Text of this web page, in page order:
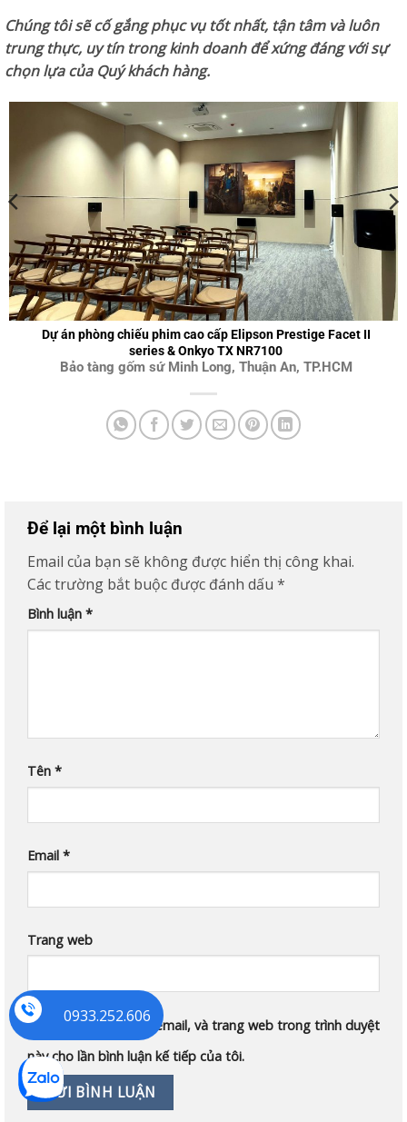
0933.252.606
Chúng tôi sẽ cố gắng phục vụ tốt nhất, tận tâm và luôn
trung thực, uy tín trong kinh doanh để xứng đáng với sự
chọn lựa của Quý khách hàng.
Dự án phòng chiếu phim cao cấp Elipson Prestige Facet II
series & Onkyo TX NR7100
Bảo tàng gốm sứ Minh Long, Thuận An, TP.HCM
Để lại một bình luận
Email của bạn sẽ không được hiển thị công khai.
Các trường bắt buộc được đánh dấu *
Bình luận *
Tên *
Email *
Trang web
Lưu tên của tôi, email, và trang web trong trình duyệt
này cho lần bình luận kế tiếp của tôi.